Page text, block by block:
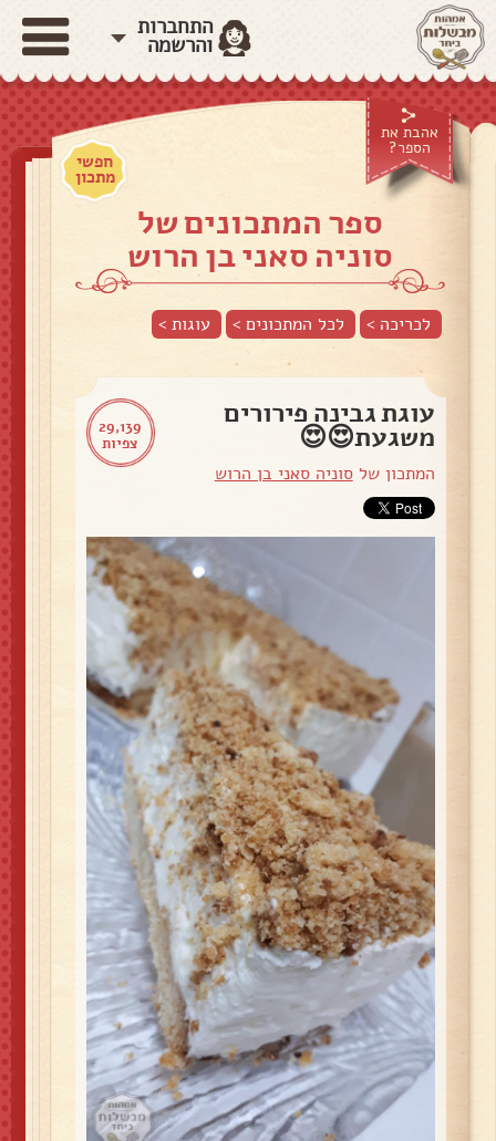
התחברות
והרשמה
אהבת את
הספר?
חפשי
מתכון
ספר המתכונים של
סוניה סאני בן הרוש
לכריכה > לכל המתכונים > עוגות>
29,139
צפיות
עוגת גבינה פירורים
משגעת😍😍
המתכון שלסוניה סאני בן הרוש